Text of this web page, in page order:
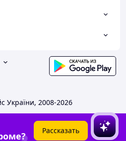
України, 2008-2026
Рассказать